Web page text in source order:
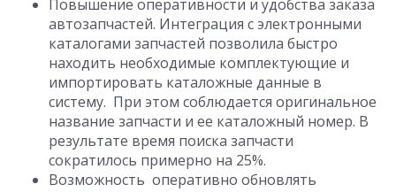
Повышение оперативности и удобства заказа
автозапчастей. Интеграция с электронными
каталогами запчастей позволила быстро
находить необходимые комплектующие и
импортировать каталожные данные в
систему. При этом соблюдается оригинальное
название запчасти и ее каталожный номер. В
результате время поиска запчасти
сократилось примерно на 25%.
Возможность оперативно обновлять